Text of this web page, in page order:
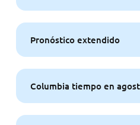
Pronóstico extendido
Columbia tiempo en